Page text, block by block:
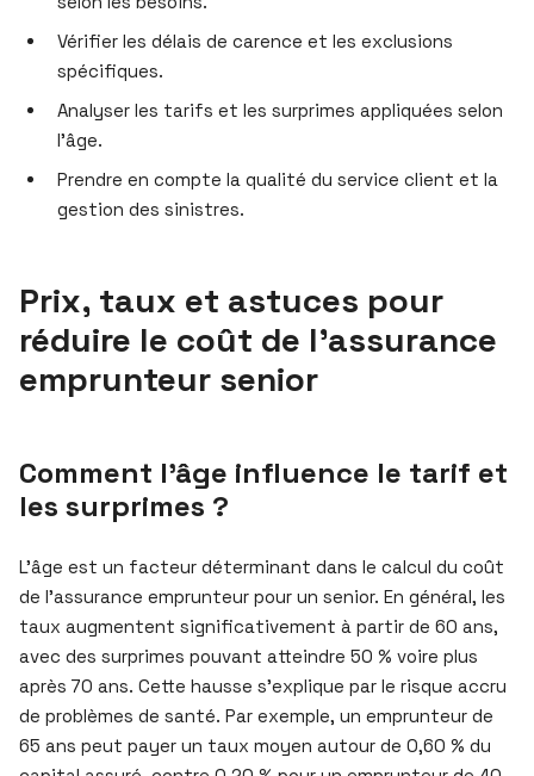
Vérifier les délais de carence et les exclusions
spécifiques.
Analyser les tarifs et les surprimes appliquées selon
l’âge.
Prendre en compte la qualité du service client et la
gestion des sinistres.
Prix, taux et astuces pour
réduire le coût de l’assurance
emprunteur senior
Comment l’âge influence le tarif et
les surprimes ?
L’âge est un facteur déterminant dans le calcul du coût
de l’assurance emprunteur pour un senior. En général, les
taux augmentent significativement à partir de 60 ans,
avec des surprimes pouvant atteindre 50 % voire plus
après 70 ans. Cette hausse s’explique par le risque accru
de problèmes de santé. Par exemple, un emprunteur de
65 ans peut payer un taux moyen autour de 0,60 % du